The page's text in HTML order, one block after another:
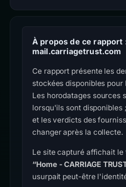
À propos de ce rapport
mail.carriagetrust.com
Ce rapport présente les
stockées disponibles pour
Les horodatages sources
lorsqu'ils sont disponibles
et les verdicts des
changer après la collecte.
Le site capturé affichait le
“Home - CARRIAGE
usurpait peut-être